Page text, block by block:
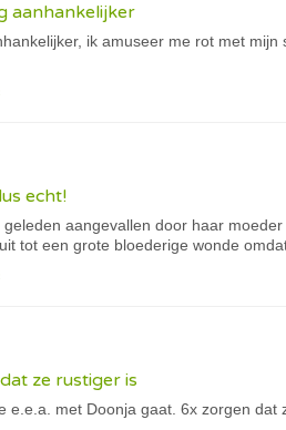
aanhankelijker
ik amuseer me rot met
echt!
aangevallen door haar
tot een grote bloederige wonde
ze rustiger is
e.e.a. met Doonja gaat. 6x zorgen